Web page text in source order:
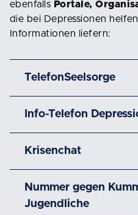
ebenfalls Portale,
die bei Depressionen
Informationen liefern:
TelefonSeelsorge
Info-Telefon
Krisenchat
Nummer gegen
Jugendliche